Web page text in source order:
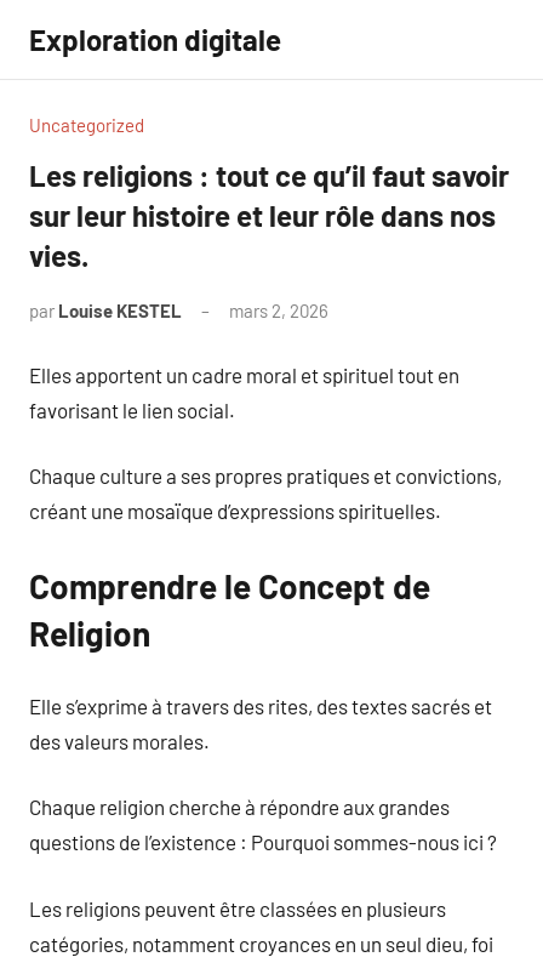
contenu
Exploration digitale
Uncategorized
Les religions : tout ce qu’il faut savoir
sur leur histoire et leur rôle dans nos
vies.
par Louise KESTEL mars 2, 2026
Elles apportent un cadre moral et spirituel tout en
favorisant le lien social.
Chaque culture a ses propres pratiques et convictions,
créant une mosaïque d’expressions spirituelles.
Comprendre le Concept de
Religion
Elle s’exprime à travers des rites, des textes sacrés et
des valeurs morales.
Chaque religion cherche à répondre aux grandes
questions de l’existence : Pourquoi sommes-nous ici ?
Les religions peuvent être classées en plusieurs
catégories, notamment croyances en un seul dieu, foi